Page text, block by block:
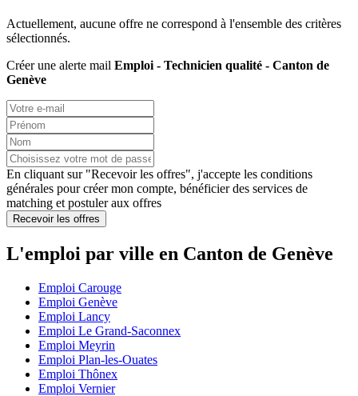
Actuellement, aucune offre ne correspond à l'ensemble des critères
sélectionnés.
Créer une alerte mail Emploi - Technicien qualité - Canton de
Genève
En cliquant sur "Recevoir les offres", j'accepte les conditions
générales pour créer mon compte, bénéficier des services de
matching et postuler aux offres
Recevoir les offres
L'emploi par ville en Canton de Genève
Emploi Carouge
Emploi Genève
Emploi Lancy
Emploi Le Grand-Saconnex
Emploi Meyrin
Emploi Plan-les-Ouates
Emploi Thônex
Emploi Vernier